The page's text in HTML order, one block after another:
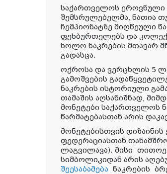
საქართველოს ეროვნული
შემსრულებელმა, ნათია
ჩემპიონატზე მიღწეული
ფეხბურთელებს და
ხოლო ნაკრების მთავარ
გადასცა.
ოქროსა და ვერცხლის 5
გამოშვების
ნაკრების ისტორიული
თამაშის აღსანიშნად,
მონეტები საქართველოს
წარმატებასთან არის
მონეტებისთვის
ფედერაციასთან
ლაგვილავა). მისი
სიმბოლიკიდან არის
შეესაბამება ნაკრების